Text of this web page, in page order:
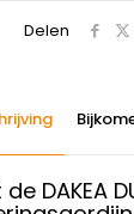
Delen
DAKEA